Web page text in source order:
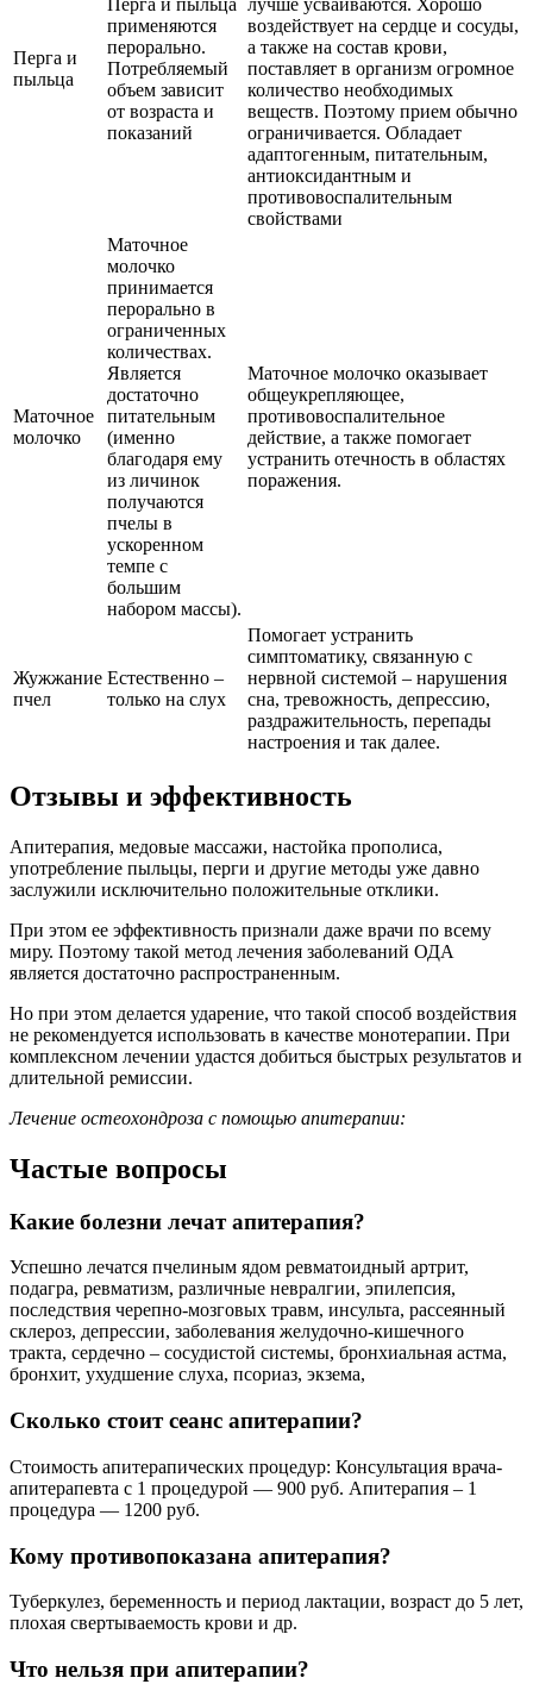
Перга и
пыльца
Перга и пыльца
применяются
перорально.
Потребляемый
объем зависит
от возраста и
показаний
лучше усваиваются. Хорошо
воздействует на сердце и сосуды,
а также на состав крови,
поставляет в организм огромное
количество необходимых
веществ. Поэтому прием обычно
ограничивается. Обладает
адаптогенным, питательным,
антиоксидантным и
противовоспалительным
свойствами
Маточное
молочко
Маточное
молочко
принимается
перорально в
ограниченных
количествах.
Является
достаточно
питательным
(именно
благодаря ему
из личинок
получаются
пчелы в
ускоренном
темпе с
большим
набором массы).
Маточное молочко оказывает
общеукрепляющее,
противовоспалительное
действие, а также помогает
устранить отечность в областях
поражения.
Жужжание
пчел
Естественно –
только на слух
Помогает устранить
симптоматику, связанную с
нервной системой – нарушения
сна, тревожность, депрессию,
раздражительность, перепады
настроения и так далее.
Отзывы и эффективность
Апитерапия, медовые массажи, настойка прополиса,
употребление пыльцы, перги и другие методы уже давно
заслужили исключительно положительные отклики.
При этом ее эффективность признали даже врачи по всему
миру. Поэтому такой метод лечения заболеваний ОДА
является достаточно распространенным.
Но при этом делается ударение, что такой способ воздействия
не рекомендуется использовать в качестве монотерапии. При
комплексном лечении удастся добиться быстрых результатов и
длительной ремиссии.
Лечение остеохондроза с помощью апитерапии:
Частые вопросы
Какие болезни лечат апитерапия?
Успешно лечатся пчелиным ядом ревматоидный артрит,
подагра, ревматизм, различные невралгии, эпилепсия,
последствия черепно-мозговых травм, инсульта, рассеянный
склероз, депрессии, заболевания желудочно-кишечного
тракта, сердечно – сосудистой системы, бронхиальная астма,
бронхит, ухудшение слуха, псориаз, экзема,
Сколько стоит сеанс апитерапии?
Стоимость апитерапических процедур: Консультация врача-
апитерапевта с 1 процедурой — 900 руб. Апитерапия – 1
процедура — 1200 руб.
Кому противопоказана апитерапия?
Туберкулез, беременность и период лактации, возраст до 5 лет,
плохая свертываемость крови и др.
Что нельзя при апитерапии?